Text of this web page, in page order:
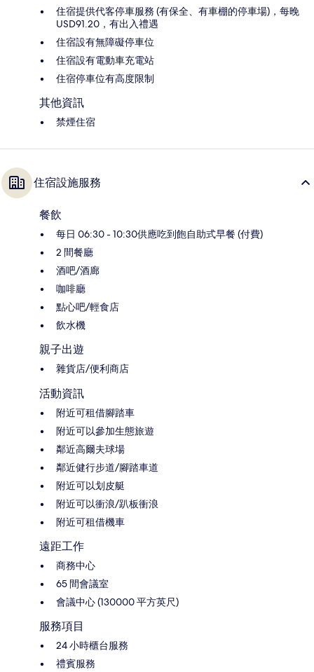
住宿提供代客停車服務 (有保全、有車棚的停車場)，每晚
USD91.20，有出入禮遇
住宿設有無障礙停車位
住宿設有電動車充電站
住宿停車位有高度限制
其他資訊
禁煙住宿
住宿設施服務
餐飲
每日 06:30 - 10:30供應吃到飽自助式早餐 (付費)
2 間餐廳
酒吧/酒廊
咖啡廳
點心吧/輕食店
飲水機
親子出遊
雜貨店/便利商店
活動資訊
附近可租借腳踏車
附近可以參加生態旅遊
鄰近高爾夫球場
鄰近健行步道/腳踏車道
附近可以划皮艇
附近可以衝浪/趴板衝浪
附近可租借機車
遠距工作
商務中心
65 間會議室
會議中心 (130000 平方英尺)
服務項目
24 小時櫃台服務
禮賓服務